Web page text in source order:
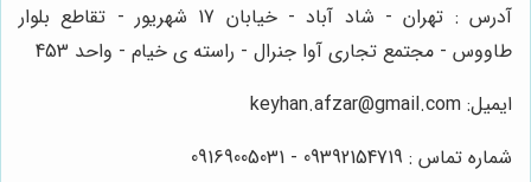
آدرس : تهران - شاد آباد - خیابان 17 شهریور - تقاطع بلوار
طاووس - مجتمع تجاری آوا جنرال - راسته ی خیام - واحد 453
ایمیل: keyhan.afzar@gmail.com
شماره تماس : 09392154719 - 09169005031